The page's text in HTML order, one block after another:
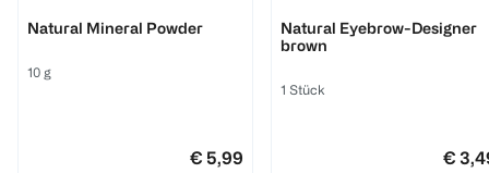
Natural Mineral Powder
10 g
€ 5,99
Natural Eyebrow-Designer
brown
1 Stück
€